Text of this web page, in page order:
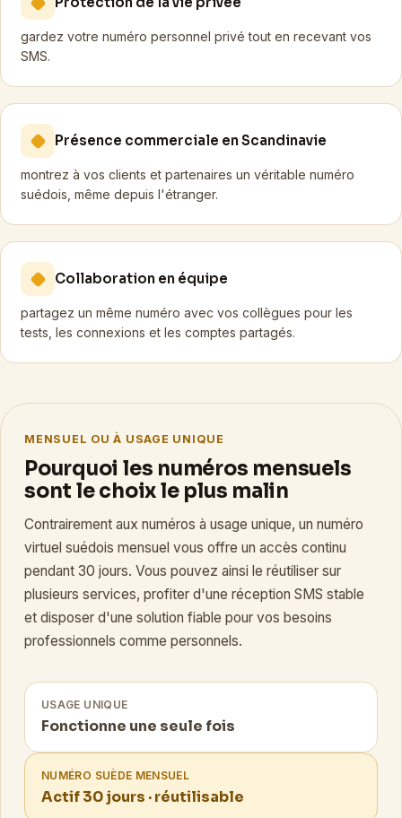
gardez votre numéro personnel privé tout en recevant vos
SMS.
Présence commerciale en Scandinavie
montrez à vos clients et partenaires un véritable numéro
suédois, même depuis l'étranger.
Collaboration en équipe
partagez un même numéro avec vos collègues pour les
tests, les connexions et les comptes partagés.
MENSUEL OU À USAGE UNIQUE
Pourquoi les numéros mensuels
sont le choix le plus malin
Contrairement aux numéros à usage unique, un numéro
virtuel suédois mensuel vous offre un accès continu
pendant 30 jours. Vous pouvez ainsi le réutiliser sur
plusieurs services, profiter d'une réception SMS stable
et disposer d'une solution fiable pour vos besoins
professionnels comme personnels.
USAGE UNIQUE
Fonctionne une seule fois
NUMÉRO SUÈDE MENSUEL
Actif 30 jours · réutilisable